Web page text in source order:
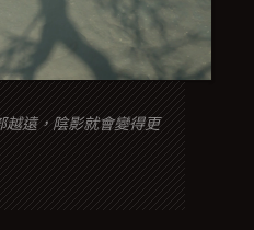
越遠，陰影就會變得更